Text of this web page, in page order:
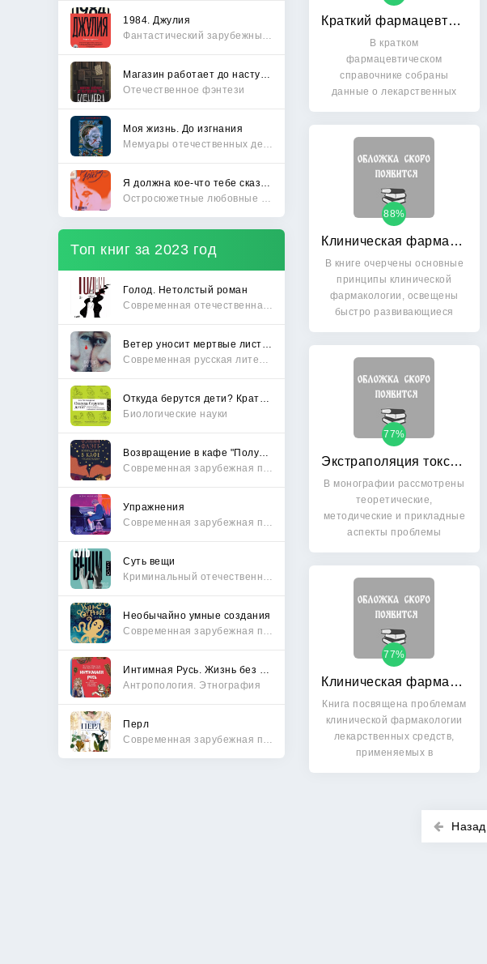
1984. Джулия
Отечественное фэнтези
Моя жизнь. До изгнания
Топ книг за 2023 год
Голод. Нетолстый роман
Биологические науки
Упражнения
Суть вещи
Необычайно умные создания
Антропология. Этнография
Перл
Краткий фармацевтический справочник для врачей и фельдшеров скорой и неотложной помощи
В кратком
фармацевтическом
справочнике собраны
данные о лекарственных
наиболее…
Клиническая фармакология и фармакотерапия
88%
В книге очерчены основные
принципы клинической
фармакологии, освещены
быстро развивающиеся
Экстраполяция токсикологических данных с животных на человека
77%
В монографии рассмотрены
теоретические,
методические и прикладные
аспекты проблемы
Клиническая фармакология для акушеров-гинекологов
77%
Книга посвящена проблемам
клинической фармакологии
лекарственных средств,
применяемых в
Назад